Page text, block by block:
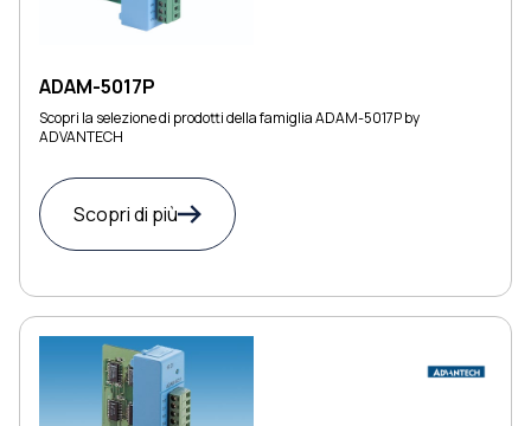
ADAM-5017P
Scopri la selezione di prodotti della famiglia ADAM-5017P by
ADVANTECH
Scopri di più